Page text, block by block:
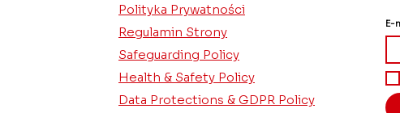
Polityka Prywatności
Regulamin Strony
Safeguarding Policy
Health & Safety Policy
Data Protections & GDPR Policy
E-